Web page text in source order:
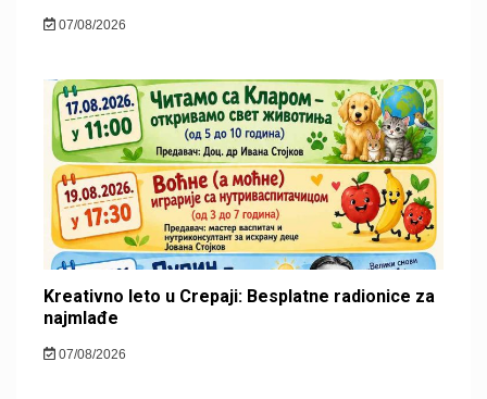
07/08/2026
Kreativno leto u Crepaji: Besplatne radionice za
najmlađe
07/08/2026